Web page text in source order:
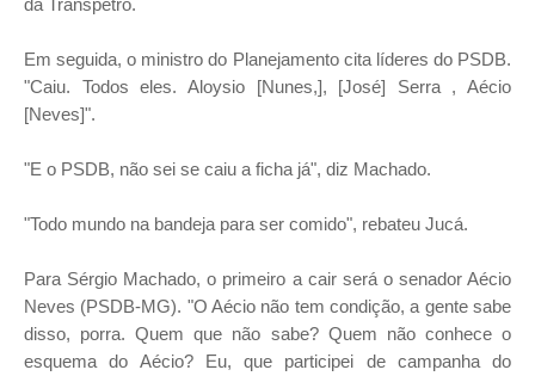
da Transpetro.
Em seguida, o ministro do Planejamento cita líderes do PSDB.
"Caiu. Todos eles. Aloysio [Nunes,], [José] Serra , Aécio
[Neves]".
"E o PSDB, não sei se caiu a ficha já", diz Machado.
"Todo mundo na bandeja para ser comido", rebateu Jucá.
Para Sérgio Machado, o primeiro a cair será o senador Aécio
Neves (PSDB-MG). "O Aécio não tem condição, a gente sabe
disso, porra. Quem que não sabe? Quem não conhece o
esquema do Aécio? Eu, que participei de campanha do